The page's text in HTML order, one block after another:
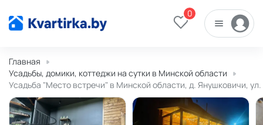
0
Главная
Усадьбы, домики, коттеджи на сутки в Минской области
Усадьба "Место встречи" в Минской области, д. Янушковичи,